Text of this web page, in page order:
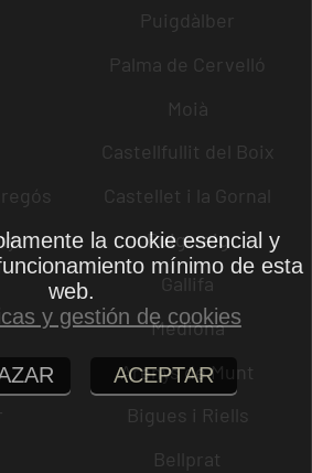
Puigdàlber
Palma de Cervelló
Moià
Castellfullit del Boix
Castellet i la Gornal
Puig-reig
Gallifa
Mediona
Arenys de Munt
Bigues i Riells
Bellprat
la cookie esencial y
mínimo de esta
web.
y gestión de cookies
ACEPTAR